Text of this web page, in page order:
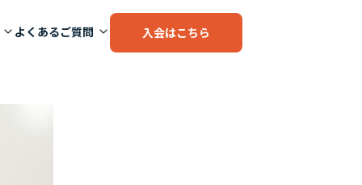
よくあるご質問 入会はこちら